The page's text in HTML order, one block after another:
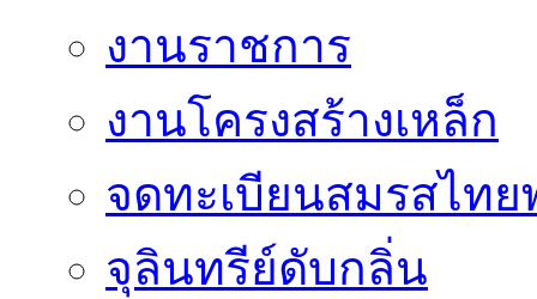
งานราชการ
งานโครงสร้างเหล็ก
จดทะเบียนสมรสไท
จุลินทรีย์ดับกลิ่น